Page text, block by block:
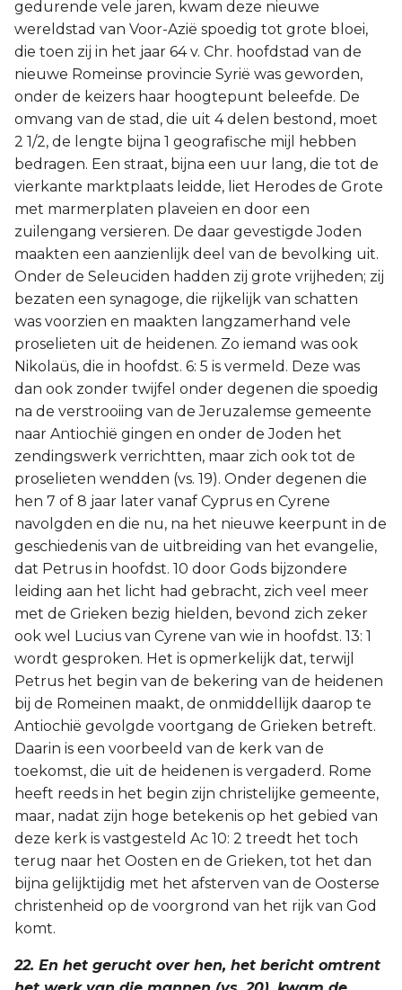
gedurende vele jaren, kwam deze nieuwe
wereldstad van Voor-Azië spoedig tot grote bloei,
die toen zij in het jaar 64 v. Chr. hoofdstad van de
nieuwe Romeinse provincie Syrië was geworden,
onder de keizers haar hoogtepunt beleefde. De
omvang van de stad, die uit 4 delen bestond, moet
2 1/2, de lengte bijna 1 geografische mijl hebben
bedragen. Een straat, bijna een uur lang, die tot de
vierkante marktplaats leidde, liet Herodes de Grote
met marmerplaten plaveien en door een
zuilengang versieren. De daar gevestigde Joden
maakten een aanzienlijk deel van de bevolking uit.
Onder de Seleuciden hadden zij grote vrijheden; zij
bezaten een synagoge, die rijkelijk van schatten
was voorzien en maakten langzamerhand vele
proselieten uit de heidenen. Zo iemand was ook
Nikolaüs, die in hoofdst. 6: 5 is vermeld. Deze was
dan ook zonder twijfel onder degenen die spoedig
na de verstrooiing van de Jeruzalemse gemeente
naar Antiochië gingen en onder de Joden het
zendingswerk verrichtten, maar zich ook tot de
proselieten wendden (vs. 19). Onder degenen die
hen 7 of 8 jaar later vanaf Cyprus en Cyrene
navolgden en die nu, na het nieuwe keerpunt in de
geschiedenis van de uitbreiding van het evangelie,
dat Petrus in hoofdst. 10 door Gods bijzondere
leiding aan het licht had gebracht, zich veel meer
met de Grieken bezig hielden, bevond zich zeker
ook wel Lucius van Cyrene van wie in hoofdst. 13: 1
wordt gesproken. Het is opmerkelijk dat, terwijl
Petrus het begin van de bekering van de heidenen
bij de Romeinen maakt, de onmiddellijk daarop te
Antiochië gevolgde voortgang de Grieken betreft.
Daarin is een voorbeeld van de kerk van de
toekomst, die uit de heidenen is vergaderd. Rome
heeft reeds in het begin zijn christelijke gemeente,
maar, nadat zijn hoge betekenis op het gebied van
deze kerk is vastgesteld Ac 10: 2 treedt het toch
terug naar het Oosten en de Grieken, tot het dan
bijna gelijktijdig met het afsterven van de Oosterse
christenheid op de voorgrond van het rijk van God
komt.
22. En het gerucht over hen, het bericht omtrent